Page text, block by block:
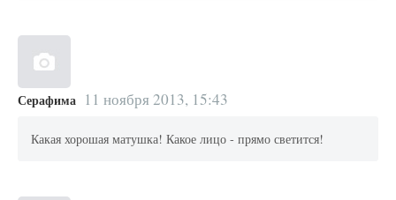
Серафима 11 ноября 2013, 15:43
Какая хорошая матушка! Какое лицо - прямо светится!